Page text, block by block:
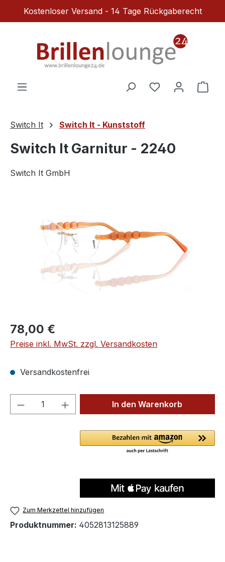
Zum Hauptinhalt springen
Kostenloser Versand - 14 Tage Rückgaberecht
Du hast 0
Switch It Switch It - Kunststoff
Switch It Garnitur - 2240
Switch It GmbH
Regulärer Preis:
78,00 €
Preise inkl. MwSt. zzgl. Versandkosten
Versandkostenfrei
Produkt Anzahl: Gib denIn den Warenkorb
Zum Merkzettel hinzufügen
Produktnummer: 4052813125889